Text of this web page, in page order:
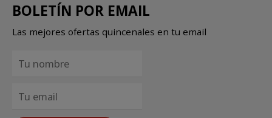
BOLETÍN POR EMAIL
Las mejores ofertas quincenales en tu email